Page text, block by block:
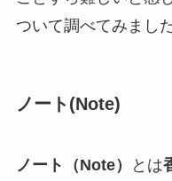
ついて調べてみました
ノート(Note)
ノート（Note） とは